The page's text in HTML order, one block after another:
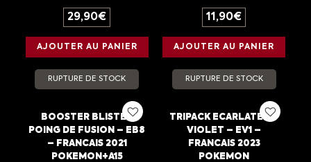
29,90€
AJOUTER AU PANIER
11,90€
AJOUTER AU PANIER
RUPTURE DE STOCK
BOOSTER BLISTER
POING DE FUSION – EB8
– FRANCAIS 2021
POKEMON+A15
RUPTURE DE STOCK
TRIPACK ECARLATE ET
VIOLET – EV1 –
FRANCAIS 2023
POKEMON